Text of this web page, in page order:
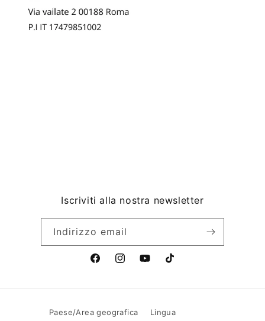
Iscriviti alla nostra newsletter
Indirizzo email
F
e
I
t
Y
T
T
Paese/Area geografica Lingua